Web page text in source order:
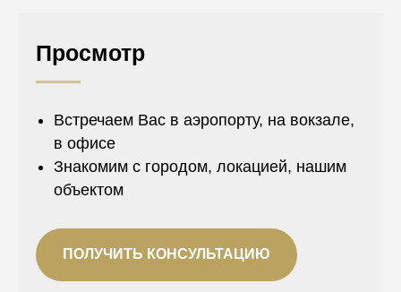
Просмотр
Встречаем Вас в аэропорту, на вокзале,
в офисе
Знакомим с городом, локацией, нашим
объектом
ПОЛУЧИТЬ КОНСУЛЬТАЦИЮ